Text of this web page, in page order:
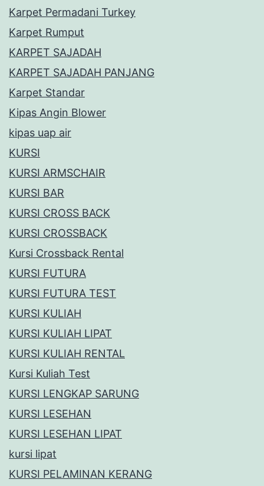
Karpet Permadani Turkey
Karpet Rumput
KARPET SAJADAH
KARPET SAJADAH PANJANG
Karpet Standar
Kipas Angin Blower
kipas uap air
KURSI
KURSI ARMSCHAIR
KURSI BAR
KURSI CROSS BACK
KURSI CROSSBACK
Kursi Crossback Rental
KURSI FUTURA
KURSI FUTURA TEST
KURSI KULIAH
KURSI KULIAH LIPAT
KURSI KULIAH RENTAL
Kursi Kuliah Test
KURSI LENGKAP SARUNG
KURSI LESEHAN
KURSI LESEHAN LIPAT
kursi lipat
KURSI PELAMINAN KERANG